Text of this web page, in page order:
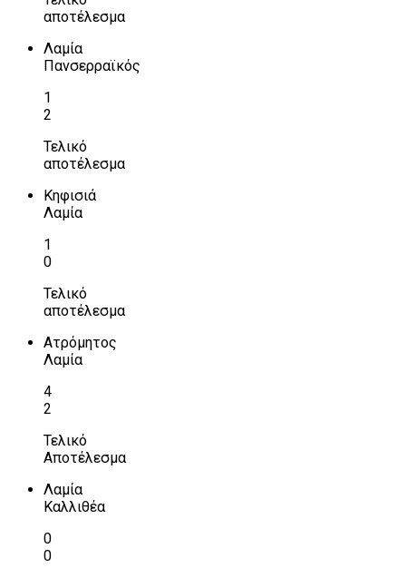
αποτέλεσμα
Λαμία
Πανσερραϊκός
1
2
Τελικό
αποτέλεσμα
Κηφισιά
Λαμία
1
0
Τελικό
αποτέλεσμα
Ατρόμητος
Λαμία
4
2
Τελικό
Αποτέλεσμα
Λαμία
Καλλιθέα
0
0